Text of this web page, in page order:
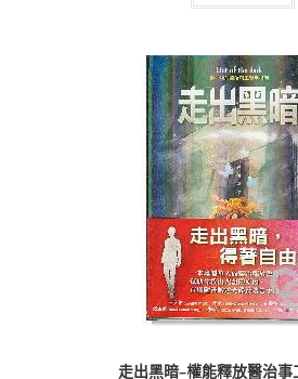
走出黑暗–權能釋放醫治事